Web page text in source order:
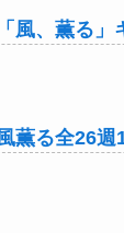
風、薫る」
薫る全26週